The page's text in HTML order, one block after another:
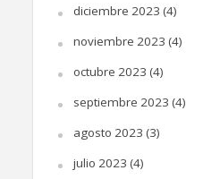
diciembre 2023 (4)
noviembre 2023 (4)
octubre 2023 (4)
septiembre 2023 (4)
agosto 2023 (3)
julio 2023 (4)